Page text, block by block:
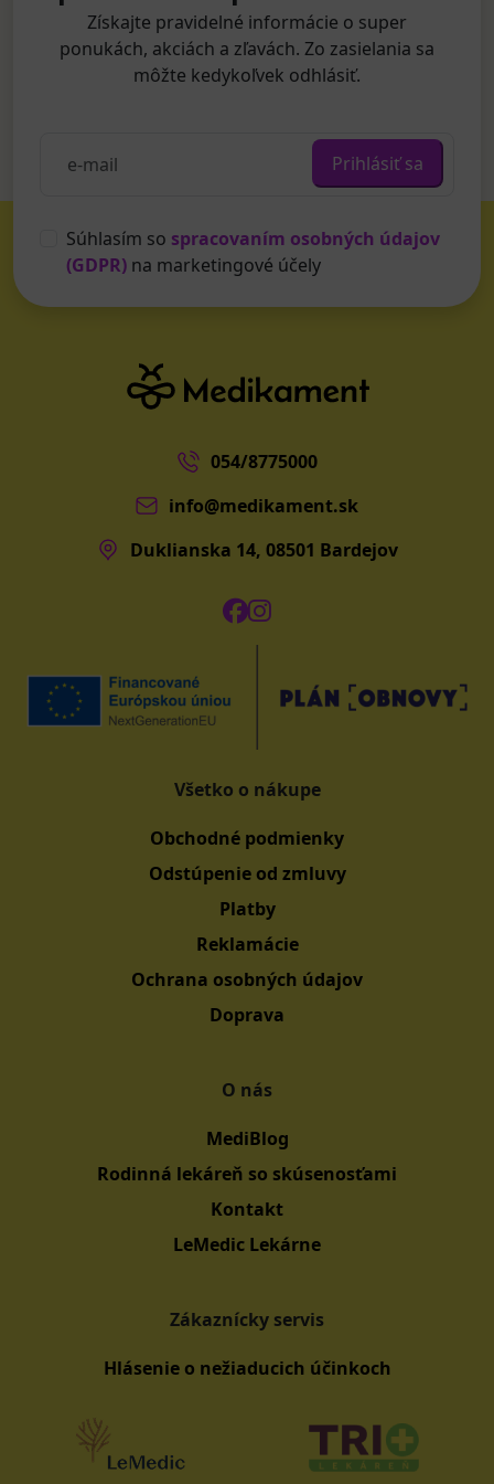
Získajte pravidelné informácie o super
ponukách, akciách a zľavách. Zo zasielania sa
môžte kedykoľvek odhlásiť.
Prihlásiť sa
Súhlasím so spracovaním osobných údajov
(GDPR) na marketingové účely
054/8775000
info@medikament.sk
Duklianska 14, 08501 Bardejov
Všetko o nákupe
Obchodné podmienky
Odstúpenie od zmluvy
Platby
Reklamácie
Ochrana osobných údajov
Doprava
O nás
MediBlog
Rodinná lekáreň so skúsenosťami
Kontakt
LeMedic Lekárne
Zákaznícky servis
Hlásenie o nežiaducich účinkoch